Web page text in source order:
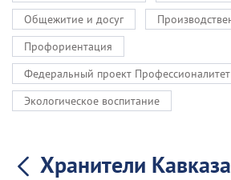
Общежитие и досуг
Профориентация
Федеральный проект Профессионалитет
Экологическое воспитание
Хранители Кавказа